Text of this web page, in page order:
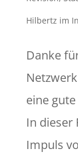
Hilbertz im
Danke
eine
In dieser
Impuls